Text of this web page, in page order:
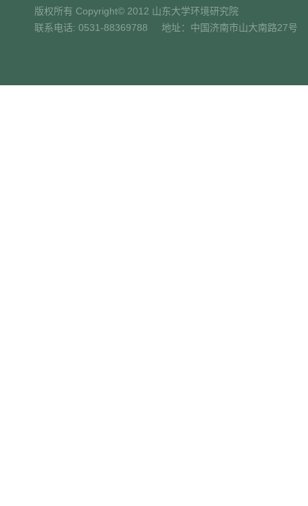
版权所有 Copyright© 2012 山东大学环境研究院
联系电话: 0531-88369788 地址：中国济南市山大南路27号